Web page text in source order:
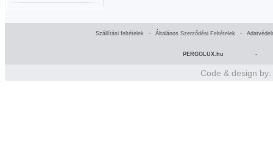
Szállítási feltételek - Általános Szerződési Feltételek -
PERGOLUX.hu -
Code & design by: